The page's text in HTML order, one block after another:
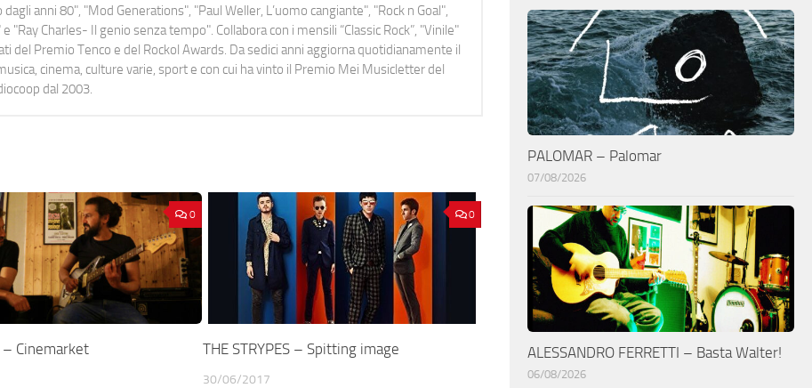
anni 80", "Mod Generations", "Paul Weller, L’uomo cangiante", "Rock n Goal",
"Ray Charles- Il genio senza tempo". Collabora con i mensili “Classic Rock”, "Vinile"
del Premio Tenco e del Rockol Awards. Da sedici anni aggiorna quotidianamente il
cinema, culture varie, sport e con cui ha vinto il Premio Mei Musicletter del
dal 2003.
0
– Cinemarket
0
THE STRYPES – Spitting image
30/06/2017
PALOMAR – Palomar
07/08/2026
ALESSANDRO FERRETTI – Basta Walter!
06/08/2026